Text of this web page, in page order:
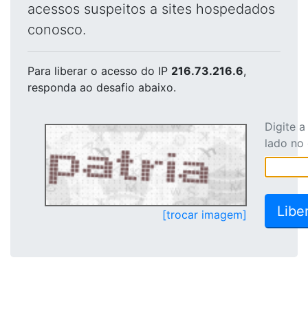
acessos suspeitos a sites hospedados
conosco.
Para liberar o acesso do IP 216.73.216.6,
responda ao desafio abaixo.
[trocar imagem]
Digite
lado no